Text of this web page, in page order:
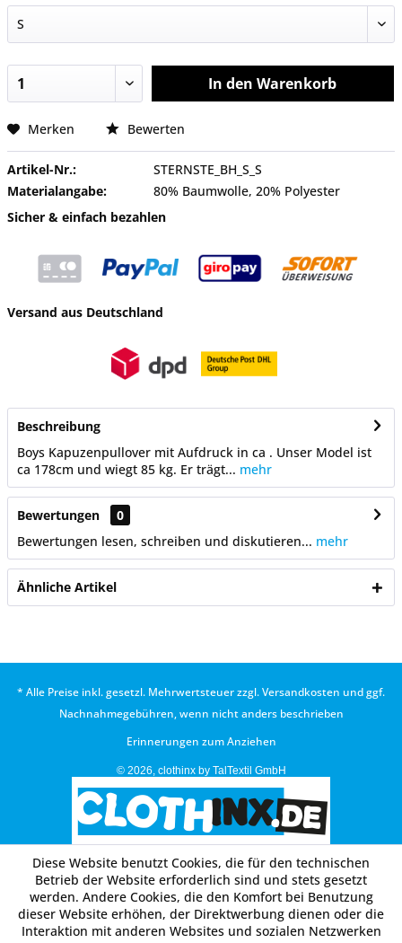
In den Warenkorb
Merken Bewerten
Artikel-Nr.:
STERNSTE_BH_S_S
Materialangabe:
80% Baumwolle, 20% Polyester
Sicher & einfach bezahlen
Versand aus Deutschland
Beschreibung
Boys Kapuzenpullover mit Aufdruck in ca . Unser Model ist
ca 178cm und wiegt 85 kg. Er trägt... mehr
Bewertungen
0
Bewertungen lesen, schreiben und diskutieren... mehr
Ähnliche Artikel
* Alle Preise inkl. gesetzl. Mehrwertsteuer zzgl.Versandkosten und ggf.
Nachnahmegebühren, wenn nicht anders beschrieben
Erinnerungen zum Anziehen
© 2026, clothinx by TalTextil GmbH
Diese Website benutzt Cookies, die für den technischen
Betrieb der Website erforderlich sind und stets gesetzt
werden. Andere Cookies, die den Komfort bei Benutzung
dieser Website erhöhen, der Direktwerbung dienen oder die
Interaktion mit anderen Websites und sozialen Netzwerken